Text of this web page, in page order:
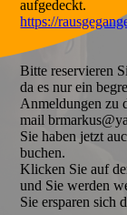
aufgedeckt.
https://
Bitte reservieren
da es nur ein
Anmeldungen zu
mail
Sie haben jetzt
buchen.
Klicken Sie auf
und Sie werden
Sie ersparen sich